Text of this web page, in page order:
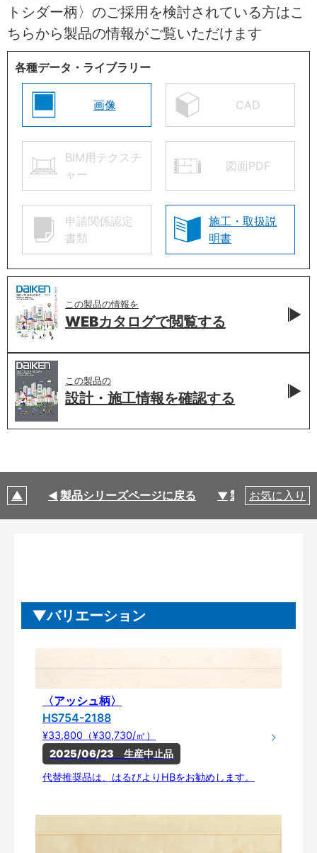
トシダー柄〉のご採用を検討されている方はこ
ちらから製品の情報がご覧いただけます
各種データ・ライブラリー
画像 CAD
BIM用テクスチ
ャー
図面PDF
申請関係認定
書類
施工・取扱説
明書
この製品の情報を
WEBカタログで閲覧する
この製品の
設計・施工情報を確認する
製品シリーズページに戻る 製品仕様
お気に入り
バリエーション
〈アッシュ柄〉
HS754-2188
¥33,800（¥30,730/㎡）
2025/06/23　生産中止品
代替推奨品は、はるびよりHBをお勧めします。